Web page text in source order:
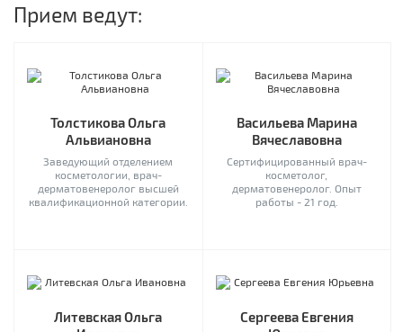
Прием ведут:
Толстикова Ольга
Альвиановна
Заведующий отделением
косметологии, врач-
дерматовенеролог высшей
квалификационной категории.
Васильева Марина
Вячеславовна
Сертифицированный врач-
косметолог,
дерматовенеролог. Опыт
работы - 21 год.
Литевская Ольга
Сергеева Евгения